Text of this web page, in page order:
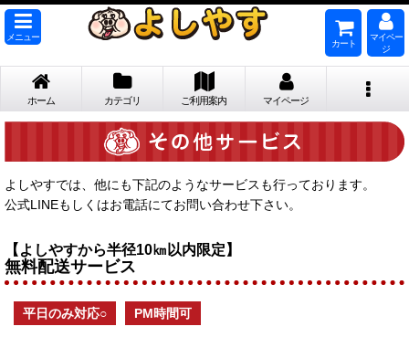
メニュー
カート
マイペー
ジ
ホーム カテゴリ ご利用案内 マイページ
よしやすでは、他にも下記のようなサービスも行っております。
公式LINEもしくはお電話にてお問い合わせ下さい。
【よしやすから半径10㎞以内限定】
無料配送サービス
平日のみ対応○ PM時間可